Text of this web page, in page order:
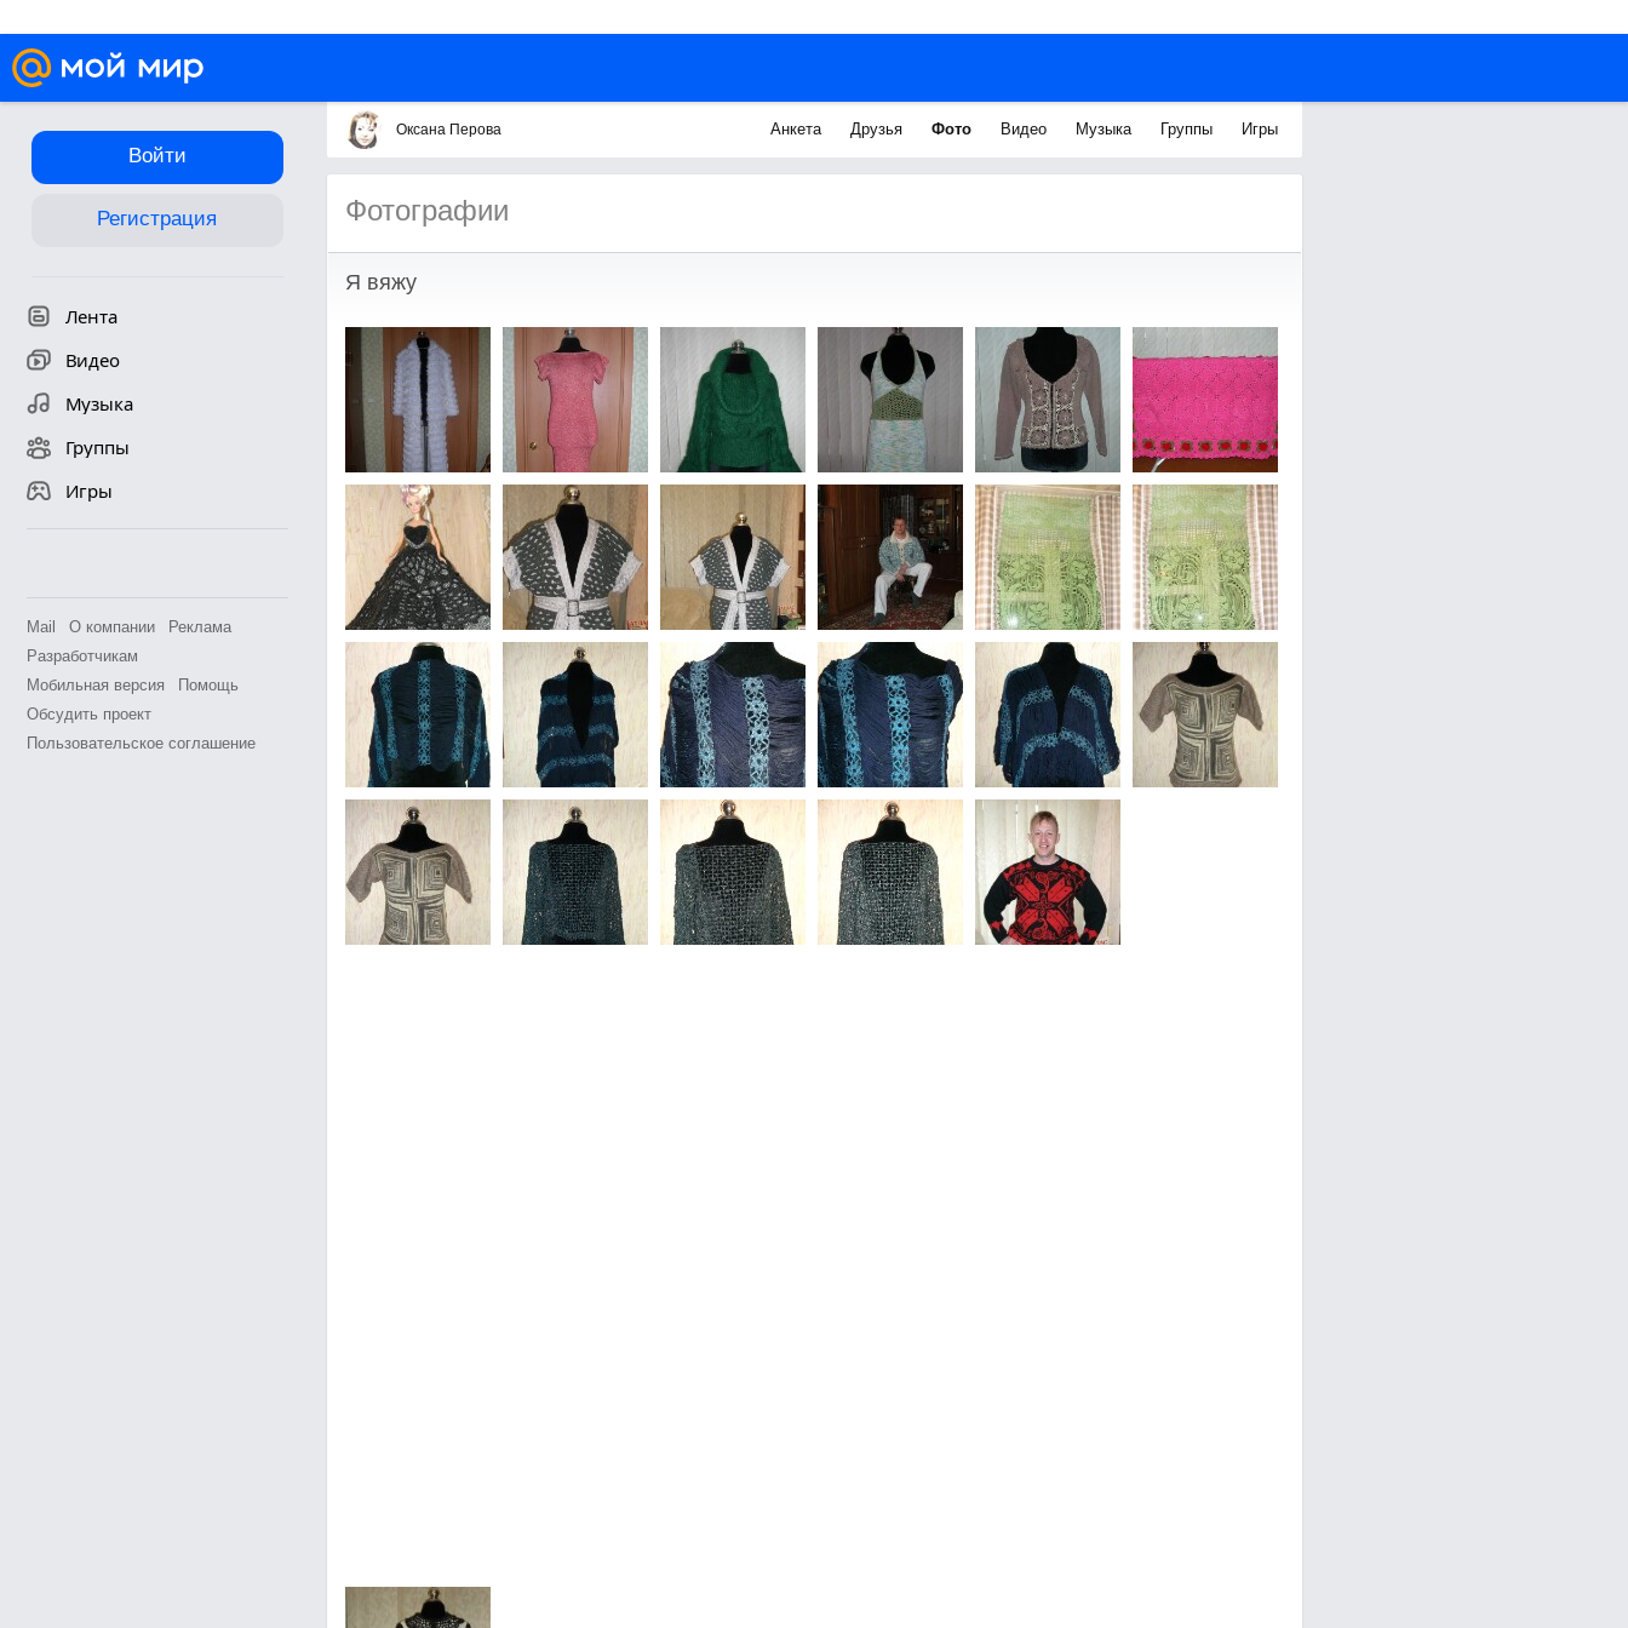
Войти
Регистрация
Лента
Видео
Музыка
Группы
Игры
Mail О компании
Реклама
Разработчикам
Мобильная версия
Помощь
Обсудить проект
Пользовательское соглашение
Оксана Перова Анкета Друзья Фото Видео Музыка Группы Игры
Фотографии
Я вяжу